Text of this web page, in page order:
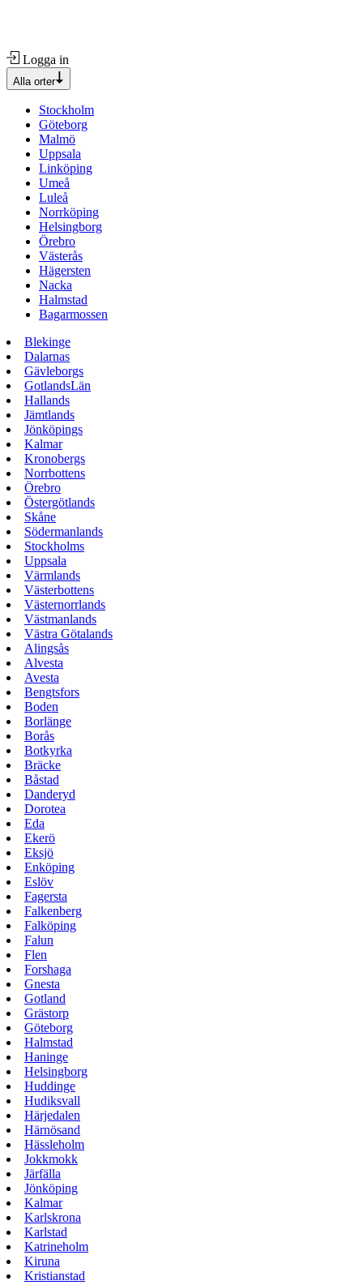
Logga in
Alla orter
Stockholm
Göteborg
Malmö
Uppsala
Linköping
Umeå
Luleå
Norrköping
Helsingborg
Örebro
Västerås
Hägersten
Nacka
Halmstad
Bagarmossen
Blekinge
Dalarnas
Gävleborgs
GotlandsLän
Hallands
Jämtlands
Jönköpings
Kalmar
Kronobergs
Norrbottens
Örebro
Östergötlands
Skåne
Södermanlands
Stockholms
Uppsala
Värmlands
Västerbottens
Västernorrlands
Västmanlands
Västra Götalands
Alingsås
Alvesta
Avesta
Bengtsfors
Boden
Borlänge
Borås
Botkyrka
Bräcke
Båstad
Danderyd
Dorotea
Eda
Ekerö
Eksjö
Enköping
Eslöv
Fagersta
Falkenberg
Falköping
Falun
Flen
Forshaga
Gnesta
Gotland
Grästorp
Göteborg
Halmstad
Haninge
Helsingborg
Huddinge
Hudiksvall
Härjedalen
Härnösand
Hässleholm
Jokkmokk
Järfälla
Jönköping
Kalmar
Karlskrona
Karlstad
Katrineholm
Kiruna
Kristianstad